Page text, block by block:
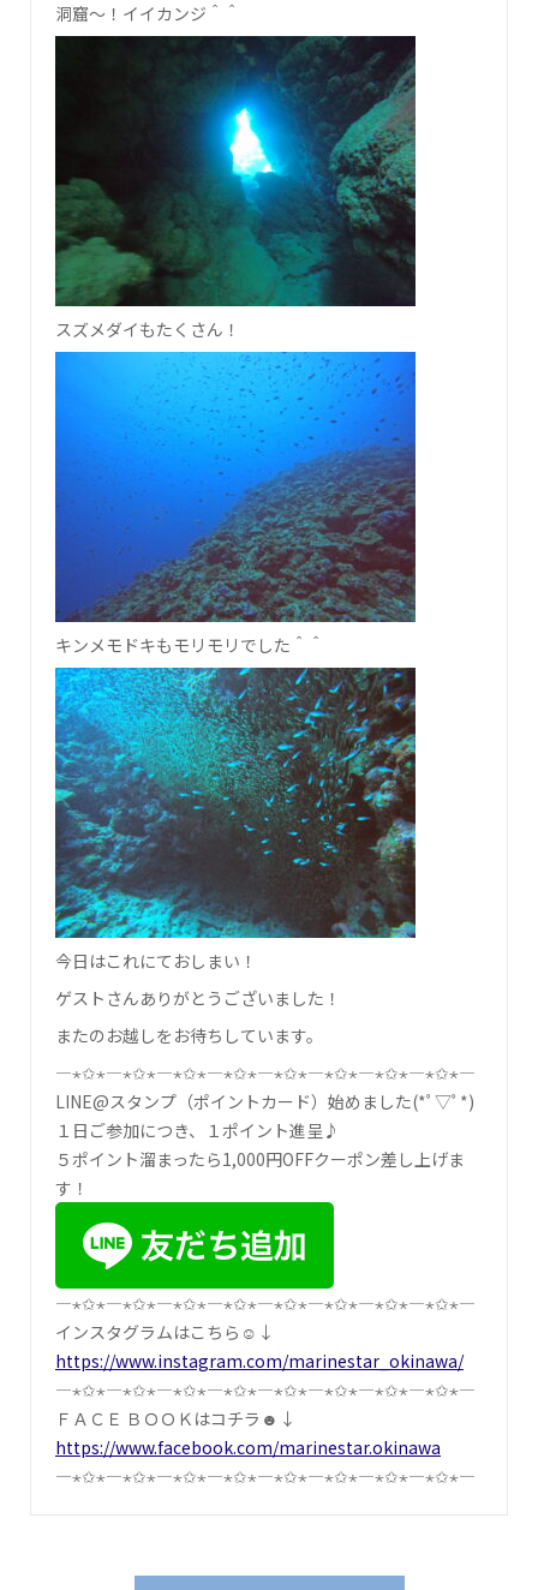
洞窟～！イイカンジ＾＾
スズメダイもたくさん！
キンメモドキもモリモリでした＾＾
今日はこれにておしまい！
ゲストさんありがとうございました！
またのお越しをお待ちしています。
―⋆✩⋆―⋆✩⋆―⋆✩⋆―⋆✩⋆―⋆✩⋆―⋆✩⋆―⋆✩⋆―⋆✩⋆―
LINE@スタンプ（ポイントカード）始めました(*ﾟ▽ﾟ*)
１日ご参加につき、１ポイント進呈♪
５ポイント溜まったら1,000円OFFクーポン差し上げま
す！
―⋆✩⋆―⋆✩⋆―⋆✩⋆―⋆✩⋆―⋆✩⋆―⋆✩⋆―⋆✩⋆―⋆✩⋆―
インスタグラムはこちら☺↓
https://www.instagram.com/marinestar_okinawa/
―⋆✩⋆―⋆✩⋆―⋆✩⋆―⋆✩⋆―⋆✩⋆―⋆✩⋆―⋆✩⋆―⋆✩⋆―
ＦＡＣＥ ＢＯＯＫはコチラ☻↓
https://www.facebook.com/marinestar.okinawa
―⋆✩⋆―⋆✩⋆―⋆✩⋆―⋆✩⋆―⋆✩⋆―⋆✩⋆―⋆✩⋆―⋆✩⋆―